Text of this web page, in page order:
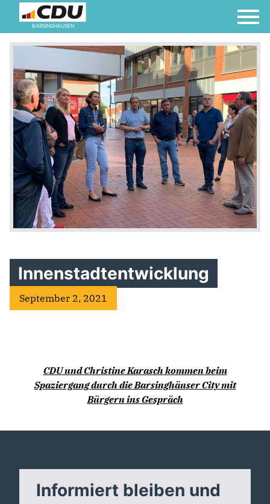
BARSINGHAUSEN
Innenstadtentwicklung
September 2, 2021
CDU und Christine Karasch kommen beim
Spaziergang durch die Barsinghäuser City mit
Bürgern ins Gespräch
Informiert bleiben und